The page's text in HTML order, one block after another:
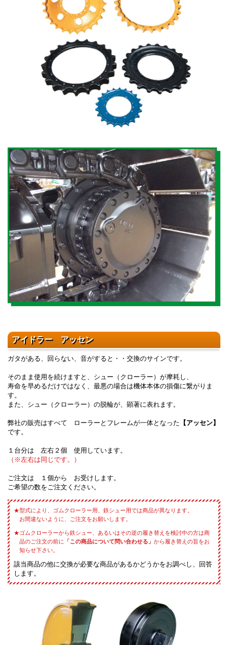
アイドラー アッセン
ガタがある、回らない、音がすると・・交換のサインです。
そのまま使用を続けますと、シュー（クローラー）が摩耗し、
寿命を早めるだけではなく、最悪の場合は機体本体の損傷に繋がりま
す。
また、シュー（クローラー）の脱輪が、顕著に表れます。
弊社の販売はすべて ローラーとフレームが一体となった 【アッセン】
です。
１台分は 左右２個 使用しています。
（※左右は同じです。）
ご注文は １個から お受けします。
ご希望の数をご注文ください。
型式により、ゴムクローラー用、鉄シュー用では商品が異なります。
お間違ないように、ご注文をお願いします。
ゴムクローラーから鉄シュー、あるいはその逆の履き替えを検討中の方は商
品のご注文の前に 「この商品について問い合わせる」から履き替えの旨をお
知らせ下さい。
該当商品の他に交換が必要な商品があるかどうかをお調べし、回答
します。